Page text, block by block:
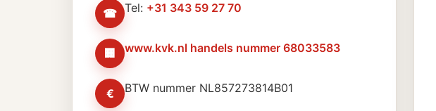
☎ Tel: +31 343 59 27 70
🏢 www.kvk.nl handels nummer 68033583
€ BTW nummer NL857273814B01